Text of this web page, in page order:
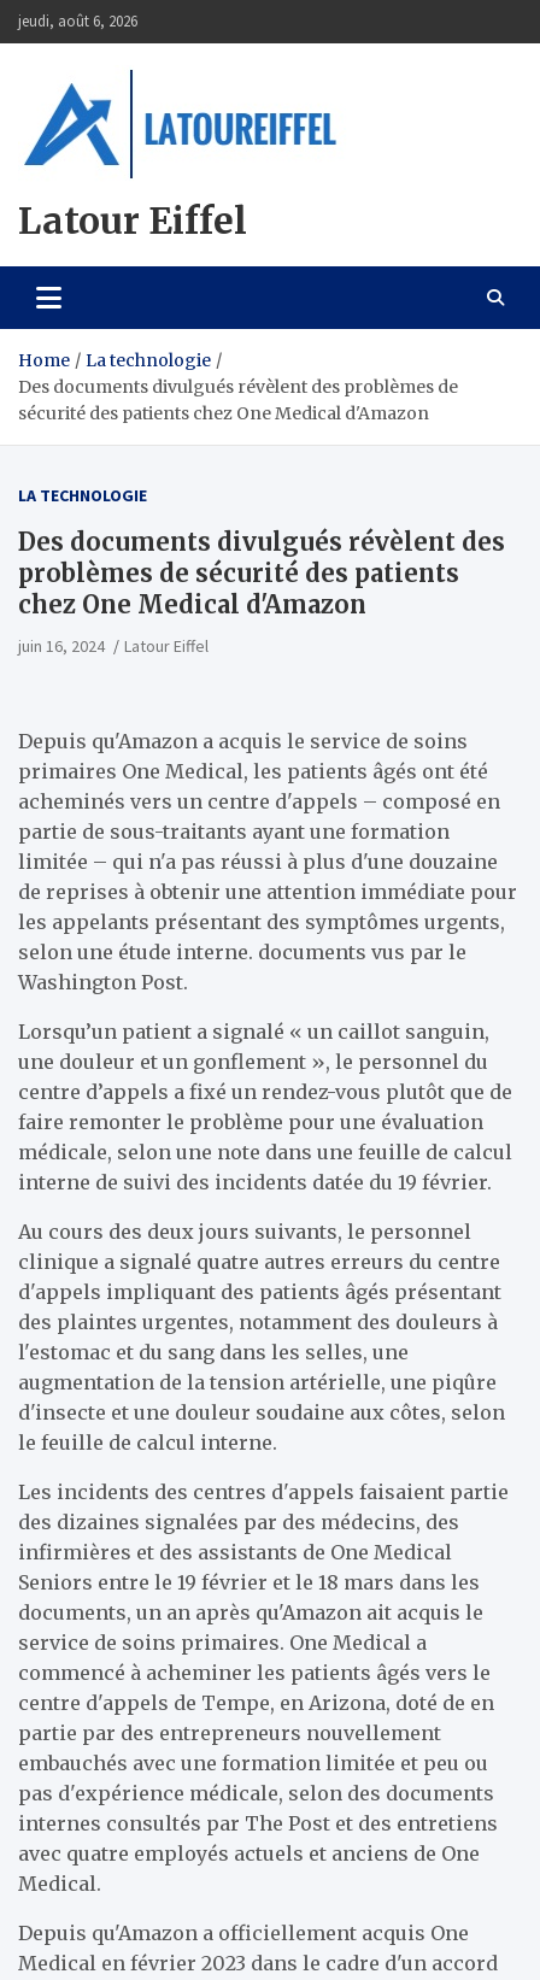
Skip
to
jeudi, août 6, 2026
Latour Eiffel
Home
La technologie
Des documents divulgués révèlent des problèmes de
sécurité des patients chez One Medical d'Amazon
LA TECHNOLOGIE
Des documents divulgués révèlent des
problèmes de sécurité des patients
chez One Medical d'Amazon
juin 16, 2024 Latour Eiffel
Depuis qu'Amazon a acquis le service de soins
primaires One Medical, les patients âgés ont été
acheminés vers un centre d'appels – composé en
partie de sous-traitants ayant une formation
limitée – qui n'a pas réussi à plus d'une douzaine
de reprises à obtenir une attention immédiate pour
les appelants présentant des symptômes urgents,
selon une étude interne. documents vus par le
Washington Post.
Lorsqu’un patient a signalé « un caillot sanguin,
une douleur et un gonflement », le personnel du
centre d’appels a fixé un rendez-vous plutôt que de
faire remonter le problème pour une évaluation
médicale, selon une note dans une feuille de calcul
interne de suivi des incidents datée du 19 février.
Au cours des deux jours suivants, le personnel
clinique a signalé quatre autres erreurs du centre
d'appels impliquant des patients âgés présentant
des plaintes urgentes, notamment des douleurs à
l'estomac et du sang dans les selles, une
augmentation de la tension artérielle, une piqûre
d'insecte et une douleur soudaine aux côtes, selon
le feuille de calcul interne.
Les incidents des centres d'appels faisaient partie
des dizaines signalées par des médecins, des
infirmières et des assistants de One Medical
Seniors entre le 19 février et le 18 mars dans les
documents, un an après qu'Amazon ait acquis le
service de soins primaires. One Medical a
commencé à acheminer les patients âgés vers le
centre d'appels de Tempe, en Arizona, doté de en
partie par des entrepreneurs nouvellement
embauchés avec une formation limitée et peu ou
pas d'expérience médicale, selon des documents
internes consultés par The Post et des entretiens
avec quatre employés actuels et anciens de One
Medical.
Depuis qu'Amazon a officiellement acquis One
Medical en février 2023 dans le cadre d'un accord